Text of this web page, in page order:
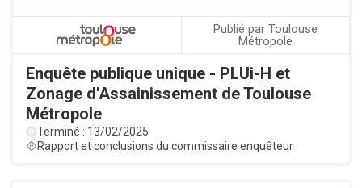
Publié par Toulouse
Métropole
Enquête publique unique - PLUi-H et
Zonage d'Assainissement de Toulouse
Métropole
Terminé : 13/02/2025
Rapport et conclusions du commissaire enquêteur